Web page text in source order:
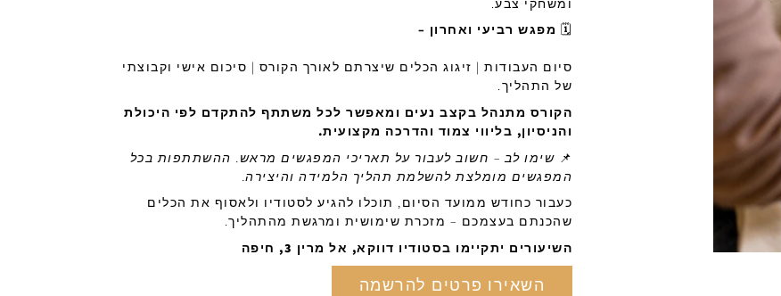
ומשחקי צבע.
🗓 מפגש רביעי ואחרון –
סיום העבודות | זיגוג הכלים שיצרתם לאורך הקורס | סיכום אישי וקבוצתי
של התהליך.
הקורס מתנהל בקצב נעים ומאפשר לכל משתתף להתקדם לפי היכולת
והניסיון, בליווי צמוד והדרכה מקצועית.
📌 שימו לב – חשוב לעבור על תאריכי המפגשים מראש. ההשתתפות בכל
המפגשים מומלצת להשלמת תהליך הלמידה והיצירה.
כעבור כחודש ממועד הסיום, תוכלו להגיע לסטודיו ולאסוף את הכלים
שהכנתם בעצמכם – מזכרת שימושית ומרגשת מהתהליך.
השיעורים יתקיימו בסטודיו דווקא, אל מרין 3, חיפה
השאירו פרטים להרשמה